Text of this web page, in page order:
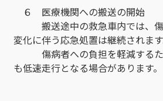
６ 医療機関への搬送の開始
搬送途中の救急車内では、傷
変化に伴う応急処置は継続されます
傷病者への負担を軽減するた
も低速走行となる場合があります。